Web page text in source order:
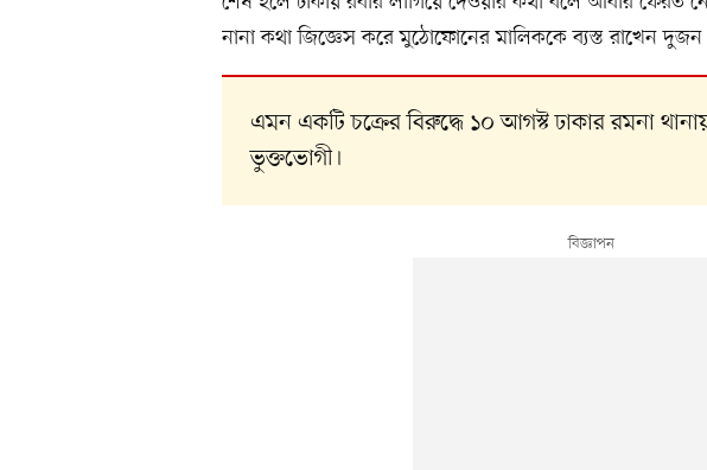
নানা কথা জিজ্ঞেস করে মুঠোফোনের মালিককে ব্যস্ত রাখেন দুজন।
এমন একটি চক্রের বিরুদ্ধে ১০ আগস্ট ঢাকার রমনা
ভুক্তভোগী।